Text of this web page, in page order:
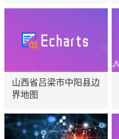
山西省吕梁市中阳县边
界地图